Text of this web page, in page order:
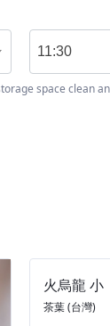
11:30
space clean
火烏龍 小
茶葉 (台灣)